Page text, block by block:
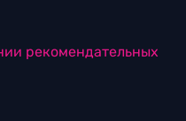
рекомендательных